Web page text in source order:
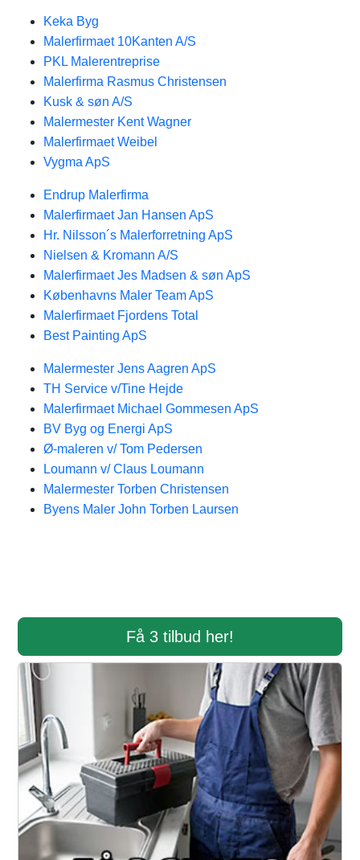
Keka Byg
Malerfirmaet 10Kanten A/S
PKL Malerentreprise
Malerfirma Rasmus Christensen
Kusk & søn A/S
Malermester Kent Wagner
Malerfirmaet Weibel
Vygma ApS
Endrup Malerfirma
Malerfirmaet Jan Hansen ApS
Hr. Nilsson´s Malerforretning ApS
Nielsen & Kromann A/S
Malerfirmaet Jes Madsen & søn ApS
Københavns Maler Team ApS
Malerfirmaet Fjordens Total
Best Painting ApS
Malermester Jens Aagren ApS
TH Service v/Tine Hejde
Malerfirmaet Michael Gommesen ApS
BV Byg og Energi ApS
Ø-maleren v/ Tom Pedersen
Loumann v/ Claus Loumann
Malermester Torben Christensen
Byens Maler John Torben Laursen
Få 3 tilbud her!